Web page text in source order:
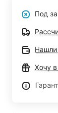
Под
Хочу